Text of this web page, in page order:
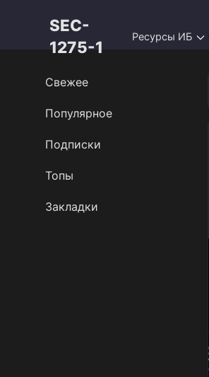
SEC-
1275-1
Ресурсы ИБ
Свежее
Популярное
Подписки
Топы
Закладки